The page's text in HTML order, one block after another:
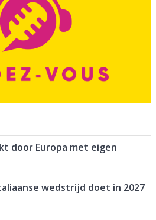
door Europa met eigen
wedstrijd doet in 2027